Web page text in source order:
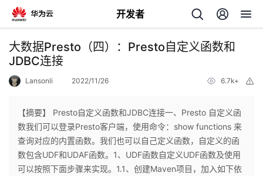
开发者
返
回
个
人
我
大数据Presto（四）：Presto自定义函数和
JDBC连接
Lansonli 2022/11/26 6.7k+
【摘要】 Presto自定义函数和JDBC连接一、Presto 自定义函
数我们可以登录Presto客户端，使用命令：show functions 来
查询对应的内置函数。我们也可以自己定义函数，自定义的函
数包含UDF和UDAF函数。1、​​​​​​​​​​​​​​UDF函数自定义UDF函数及使用
可以按照下面步骤来实现。1.1、创建Maven项目，加入如下依